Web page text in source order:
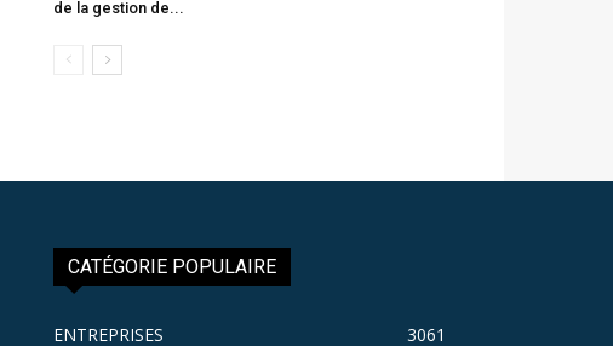
de la gestion de...
CATÉGORIE POPULAIRE
ENTREPRISES 3061